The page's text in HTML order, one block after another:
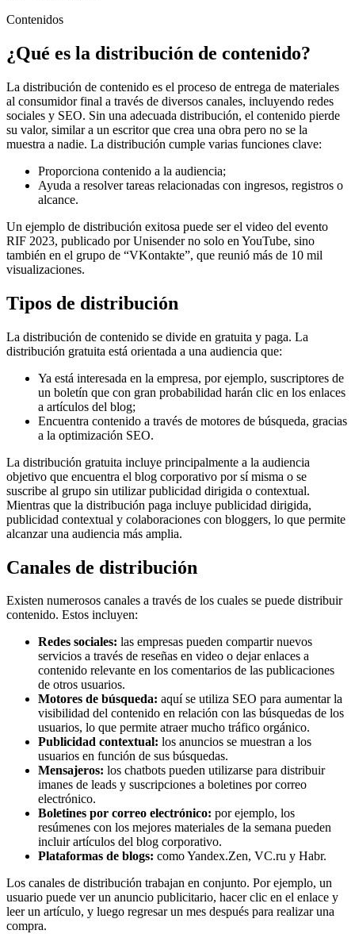
Contenidos
¿Qué es la distribución de contenido?
La distribución de contenido es el proceso de entrega de materiales
al consumidor final a través de diversos canales, incluyendo redes
sociales y SEO. Sin una adecuada distribución, el contenido pierde
su valor, similar a un escritor que crea una obra pero no se la
muestra a nadie. La distribución cumple varias funciones clave:
Proporciona contenido a la audiencia;
Ayuda a resolver tareas relacionadas con ingresos, registros o
alcance.
Un ejemplo de distribución exitosa puede ser el video del evento
RIF 2023, publicado por Unisender no solo en YouTube, sino
también en el grupo de “VKontakte”, que reunió más de 10 mil
visualizaciones.
Tipos de distribución
La distribución de contenido se divide en gratuita y paga. La
distribución gratuita está orientada a una audiencia que:
Ya está interesada en la empresa, por ejemplo, suscriptores de
un boletín que con gran probabilidad harán clic en los enlaces
a artículos del blog;
Encuentra contenido a través de motores de búsqueda, gracias
a la optimización SEO.
La distribución gratuita incluye principalmente a la audiencia
objetivo que encuentra el blog corporativo por sí misma o se
suscribe al grupo sin utilizar publicidad dirigida o contextual.
Mientras que la distribución paga incluye publicidad dirigida,
publicidad contextual y colaboraciones con bloggers, lo que permite
alcanzar una audiencia más amplia.
Canales de distribución
Existen numerosos canales a través de los cuales se puede distribuir
contenido. Estos incluyen:
Redes sociales: las empresas pueden compartir nuevos
servicios a través de reseñas en video o dejar enlaces a
contenido relevante en los comentarios de las publicaciones
de otros usuarios.
Motores de búsqueda: aquí se utiliza SEO para aumentar la
visibilidad del contenido en relación con las búsquedas de los
usuarios, lo que permite atraer mucho tráfico orgánico.
Publicidad contextual: los anuncios se muestran a los
usuarios en función de sus búsquedas.
Mensajeros: los chatbots pueden utilizarse para distribuir
imanes de leads y suscripciones a boletines por correo
electrónico.
Boletines por correo electrónico: por ejemplo, los
resúmenes con los mejores materiales de la semana pueden
incluir artículos del blog corporativo.
Plataformas de blogs: como Yandex.Zen, VC.ru y Habr.
Los canales de distribución trabajan en conjunto. Por ejemplo, un
usuario puede ver un anuncio publicitario, hacer clic en el enlace y
leer un artículo, y luego regresar un mes después para realizar una
compra.